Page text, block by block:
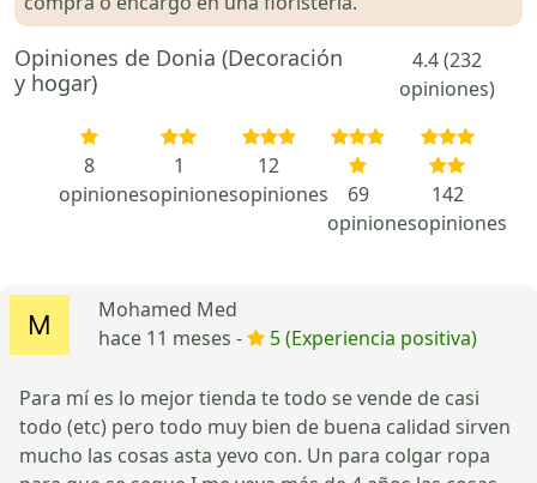
Opiniones de Donia (Decoración
y hogar)
4.4 (232
opiniones)
8
opiniones
1
opiniones
12
opiniones
69
opiniones
142
opiniones
Mohamed Med
hace 11 meses -
5 (Experiencia positiva)
Para mí es lo mejor tienda te todo se vende de casi
todo (etc) pero todo muy bien de buena calidad sirven
mucho las cosas asta yevo con. Un para colgar ropa